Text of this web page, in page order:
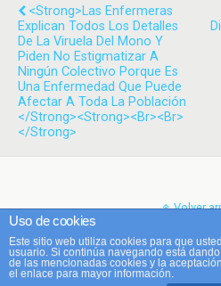
<strong>Las Enfermeras
Explican Todos Los Detalles
De La Viruela Del Mono Y
Piden No Estigmatizar A
Ningún Colectivo Porque Es
Una Enfermedad Que Puede
Afectar A Toda La Población
</strong><strong><br><br>
</strong>
Volver
Móvil
Uso de cookies
Este sitio web utiliza cookies para que
usuario. Si continúa navegando está
de las mencionadas cookies y la
el enlace para mayor información.